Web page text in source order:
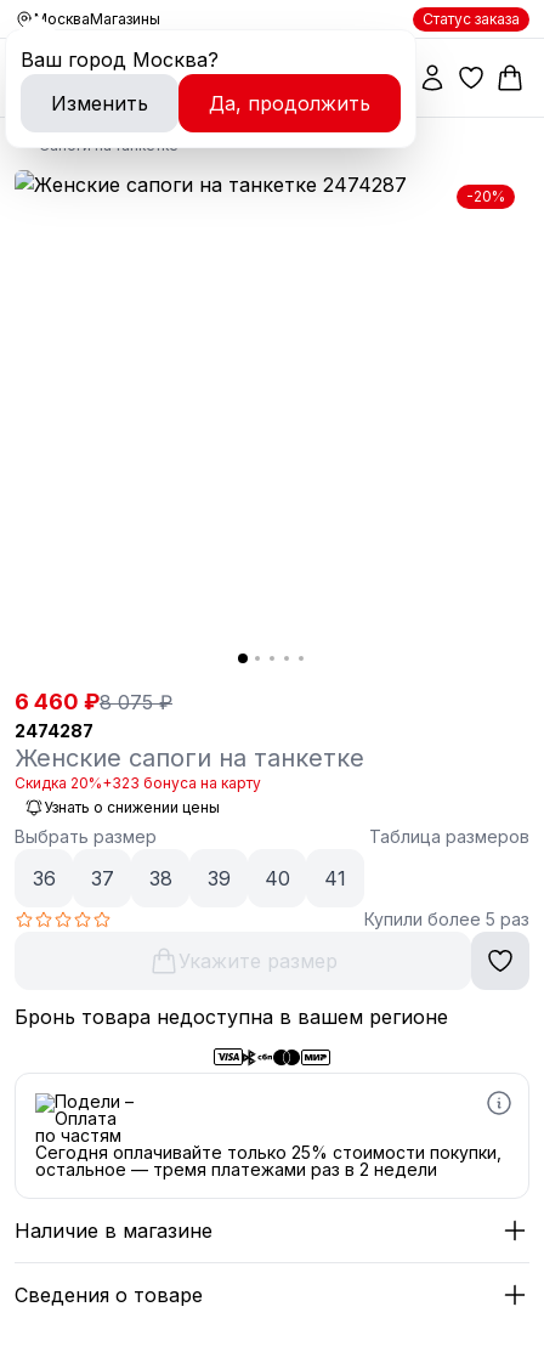
Москва
Ваш город Москва?
Изменить
Да, продолжить
Магазины Статус заказа
Сапоги на танкетке
-20%
6 460 ₽8 075 ₽
2474287
Женские сапоги на танкетке
Скидка 20%+323 бонуса на карту
Узнать о снижении цены
Выбрать размер Таблица размеров
36 37 38 39 40 41
Купили более 5 раз
Укажите размер
Бронь товара недоступна в вашем регионе
Сегодня оплачивайте только 25% стоимости покупки,
остальное — тремя платежами раз в 2 недели
Наличие в магазине
Сведения о товаре